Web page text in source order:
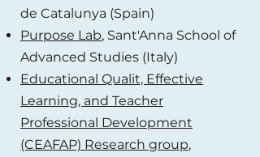
de Catalunya (Spain)
Purpose Lab, Sant'Anna School of
Advanced Studies (Italy)
Educational Qualit, Effective
Learning, and Teacher
Professional Development
(CEAFAP) Research group,